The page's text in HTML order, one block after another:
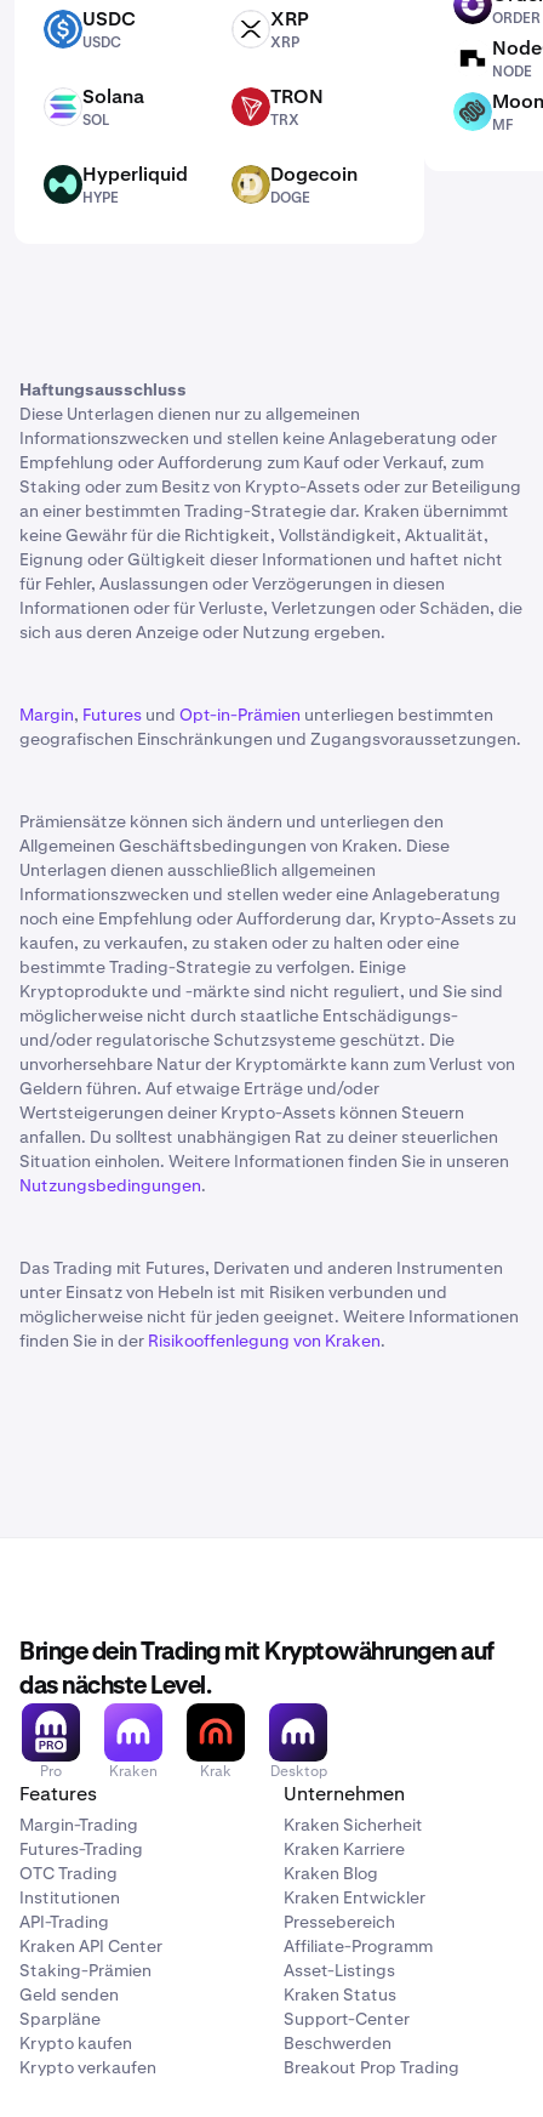
USDC USDC
USDC
XRP XRP
XRP
SOL Solana
SOL
TRX TRON
TRX
HYPE Hyperliquid
HYPE
DOGE Dogecoin
DOGE
ORDER
ORDER
NODE
NODE
MF
MF
Haftungsausschluss
Diese Unterlagen dienen nur zu allgemeinen
Informationszwecken und stellen keine Anlageberatung oder
Empfehlung oder Aufforderung zum Kauf oder Verkauf, zum
Staking oder zum Besitz von Krypto-Assets oder zur Beteiligung
an einer bestimmten Trading-Strategie dar. Kraken übernimmt
keine Gewähr für die Richtigkeit, Vollständigkeit, Aktualität,
Eignung oder Gültigkeit dieser Informationen und haftet nicht
für Fehler, Auslassungen oder Verzögerungen in diesen
Informationen oder für Verluste, Verletzungen oder Schäden, die
sich aus deren Anzeige oder Nutzung ergeben.
Margin, Futures und Opt-in-Prämien unterliegen bestimmten
geografischen Einschränkungen und Zugangsvoraussetzungen.
Prämiensätze können sich ändern und unterliegen den
Allgemeinen Geschäftsbedingungen von Kraken. Diese
Unterlagen dienen ausschließlich allgemeinen
Informationszwecken und stellen weder eine Anlageberatung
noch eine Empfehlung oder Aufforderung dar, Krypto-Assets zu
kaufen, zu verkaufen, zu staken oder zu halten oder eine
bestimmte Trading-Strategie zu verfolgen. Einige
Kryptoprodukte und -märkte sind nicht reguliert, und Sie sind
möglicherweise nicht durch staatliche Entschädigungs-
und/oder regulatorische Schutzsysteme geschützt. Die
unvorhersehbare Natur der Kryptomärkte kann zum Verlust von
Geldern führen. Auf etwaige Erträge und/oder
Wertsteigerungen deiner Krypto-Assets können Steuern
anfallen. Du solltest unabhängigen Rat zu deiner steuerlichen
Situation einholen. Weitere Informationen finden Sie in unseren
Nutzungsbedingungen.
Das Trading mit Futures, Derivaten und anderen Instrumenten
unter Einsatz von Hebeln ist mit Risiken verbunden und
möglicherweise nicht für jeden geeignet. Weitere Informationen
finden Sie in der Risikooffenlegung von Kraken.
Bringe dein Trading mit Kryptowährungen auf
das nächste Level.
Pro Kraken Krak Desktop
Features
Margin-Trading
Futures-Trading
OTC Trading
Institutionen
API-Trading
Kraken API Center
Staking-Prämien
Geld senden
Sparpläne
Krypto kaufen
Krypto verkaufen
Unternehmen
Kraken Sicherheit
Kraken Karriere
Kraken Blog
Kraken Entwickler
Pressebereich
Affiliate-Programm
Asset-Listings
Kraken Status
Support-Center
Beschwerden
Breakout Prop Trading